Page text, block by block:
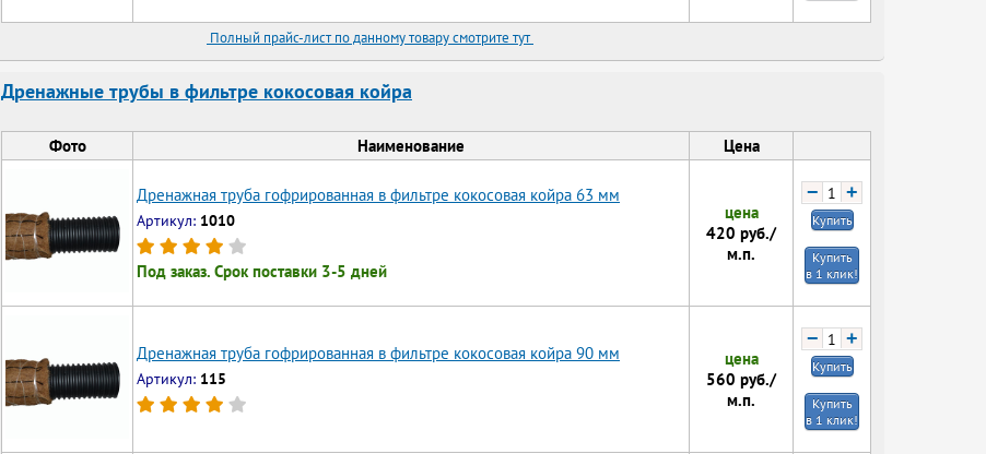
Полный прайс-лист по данному товару смотрите тут
Дренажные трубы в фильтре кокосовая койра
Фото Наименование Цена
Дренажная труба гофрированная в фильтре кокосовая койра 63 мм
Артикул: 1010
Под заказ. Срок поставки 3-5 дней
цена
420 руб./
м.п.
− +
Купить
Купить
в 1 клик!
Дренажная труба гофрированная в фильтре кокосовая койра 90 мм
Артикул: 115
цена
560 руб./
м.п.
− +
Купить
Купить
в 1 клик!